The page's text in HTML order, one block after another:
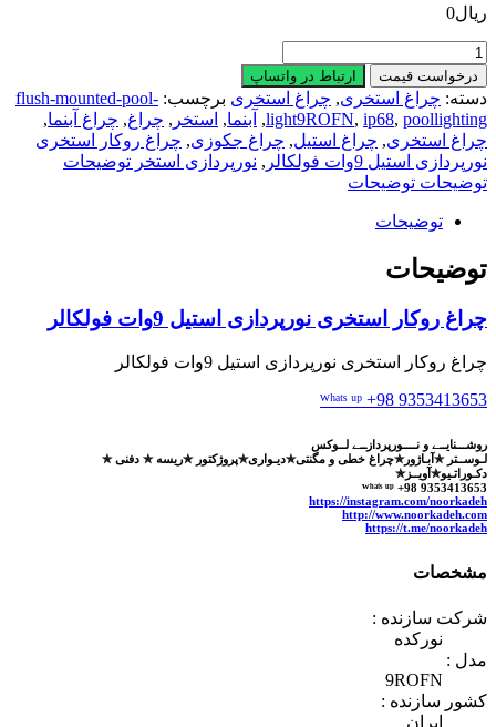
ریال0
چراغ
روکار
استخری
نورپردازی
استیل
9وات
فولکالر
عدد
درخواست قیمت ارتباط در واتساپ
دسته: چراغ استخری, چراغ استخری برچسب: flush-mounted-pool-
light9ROFN, ip68, poollighting
, آبنما, استخر , چراغ, چراغ آبنما,
چراغ استخری, چراغ استیل, چراغ جکوزی, چراغ روکار استخری
نورپردازی استیل 9وات فولکالر
, نورپردازی استخر توضیحات
توضیحات توضیحات
توضیحات
توضیحات
چراغ روکار استخری نورپردازی استیل 9وات فولکالر
چراغ روکار استخری نورپردازی استیل 9وات فولکالر
ᵂʰᵃᵗˢ ᵘᵖ +98 9353413653
روشـــنایــے و نــــورپردازــے لــوکس
لـوســتر ✯آبـاژور✯چراغ خطی و مگنتی✯دیـواری✯پروژکتور ✯ریسه ✯ دفنی ✯
دکـوراتـیو✯آویــز✯
ᵂʰᵃᵗˢ ᵘᵖ +98 9353413653
https://instagram.com/noorkadeh
http://www.noorkadeh.com
https://t.me/noorkadeh
مشخصات
شرکت سازنده :
نورکده
مدل :
9ROFN
کشور سازنده :
ایران